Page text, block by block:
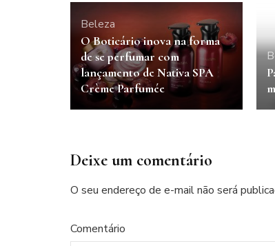
Beleza
O Boticário inova na forma
de se perfumar com
lançamento de Nativa SPA
Crème Parfumée
Deixe um comentário
O seu endereço de e-mail não será
Comentário